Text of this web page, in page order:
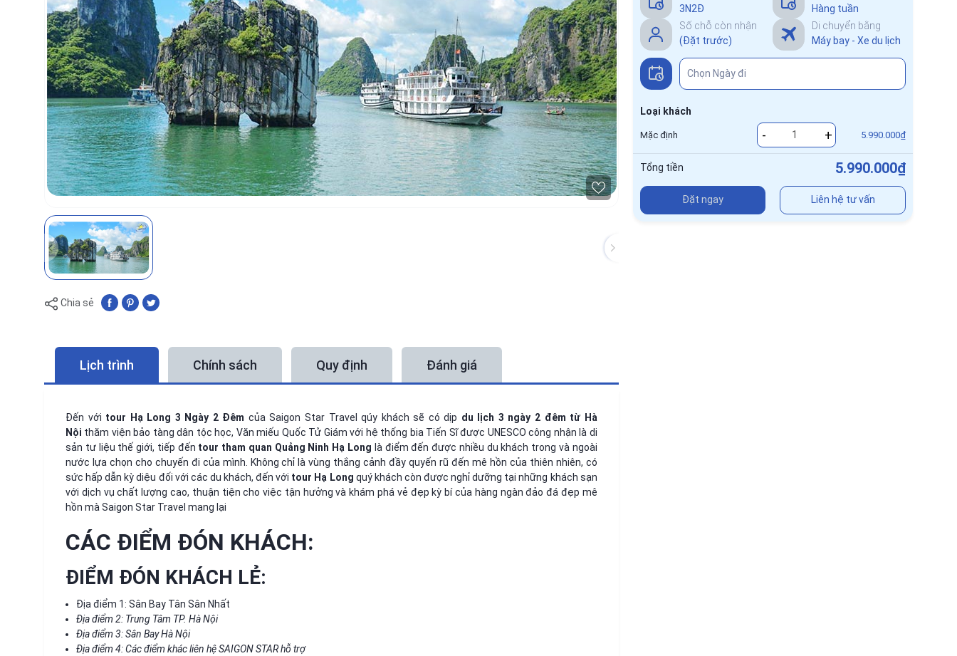
Chia sẻ
Lịch trình Chính sách Quy định Đánh giá
Đến với tour Hạ Long 3 Ngày 2 Đêm của Saigon Star Travel qúy khách sẽ có dịp du lịch 3 ngày 2 đêm từ Hà
Nội thăm viện bảo tàng dân tộc học, Văn miếu Quốc Tử Giám với hệ thống bia Tiến Sĩ được UNESCO công nhận là di
sản tư liệu thế giới, tiếp đến tour tham quan Quảng Ninh Hạ Long là điểm đến được nhiều du khách trong và ngoài
nước lựa chọn cho chuyến đi của mình. Không chỉ là vùng thắng cảnh đầy quyến rũ đến mê hồn của thiên nhiên, có
sức hấp dẫn kỳ diệu đối với các du khách, đến với tour Hạ Long quý khách còn được nghỉ dưỡng tại những khách sạn
với dịch vụ chất lượng cao, thuận tiện cho việc tận hưởng và khám phá vẻ đẹp kỳ bí của hàng ngàn đảo đá đẹp mê
hồn mà Saigon Star Travel mang lại
CÁC ĐIỂM ĐÓN KHÁCH:
ĐIỂM ĐÓN KHÁCH LẺ:
Địa điểm 1: Sân Bay Tân Sân Nhất
Địa điểm 2: Trung Tâm TP. Hà Nội
Địa điểm 3: Sân Bay Hà Nội
Địa điểm 4: Các điểm khác liên hệ SAIGON STAR hỗ trợ
3N2Đ
Hàng tuần
Số chỗ còn nhận
(Đặt trước)
Di chuyển bằng
Máy bay - Xe du lịch
Loại khách
Mặc định - + 5.990.000₫
Tổng tiền 5.990.000₫
Đặt ngay Liên hệ tư vấn